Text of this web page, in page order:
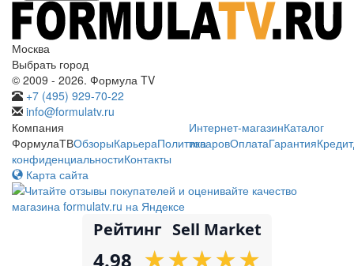
Москва
Выбрать город
© 2009 - 2026. Формула TV
+7 (495) 929-70-22
info@formulatv.ru
Компания
ФормулаТВОбзорыКарьераПолитика
конфиденциальностиКонтакты
Интернет-магазинКаталог
товаровОплатаГарантияКредит
Карта сайта
Рейтинг Sell Market
4.98 ★
★★
★★
★★
★★
★